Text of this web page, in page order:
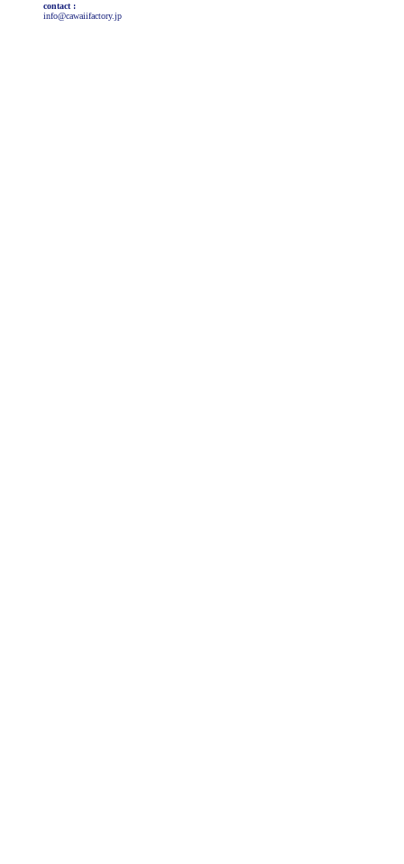
contact :
info@cawaiifactory.jp